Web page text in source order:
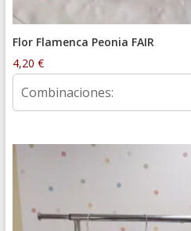
Flor Flamenca Peonia FAIR
4,20 €
Combinaciones: